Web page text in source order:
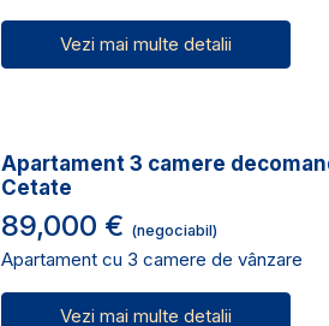
Vezi mai multe detalii
Apartament 3 camere
Cetate
89,000 € (negociabil)
Apartament cu 3 camere de vânzare
Vezi mai multe detalii